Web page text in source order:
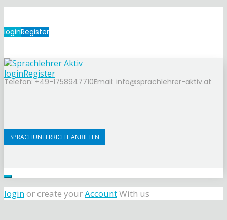
loginRegister
Telefon: +49-1758947710Email: info@sprachlehrer-aktiv.at
loginRegister
SPRACHUNTERRICHT ANBIETEN
loginor create yourAccountWith us